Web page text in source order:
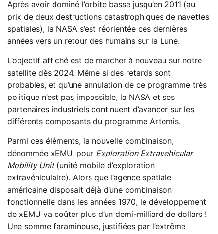
Après avoir dominé l’orbite basse jusqu’en 2011 (au
prix de deux destructions catastrophiques de navettes
spatiales), la NASA s’est réorientée ces dernières
années vers un retour des humains sur la Lune.
L’objectif affiché est de marcher à nouveau sur notre
satellite dès 2024. Même si des retards sont
probables, et qu’une annulation de ce programme très
politique n’est pas impossible, la NASA et ses
partenaires industriels continuent d’avancer sur les
différents composants du programme Artemis.
Parmi ces éléments, la nouvelle combinaison,
dénommée xEMU, pour Exploration Extravehicular
Mobility Unit(unité mobile d’exploration
extravéhiculaire). Alors que l’agence spatiale
américaine disposait déjà d’une combinaison
fonctionnelle dans les années 1970, le développement
de xEMU va coûter plus d’un demi-milliard de dollars !
Une somme faramineuse, justifiées par l’extrême